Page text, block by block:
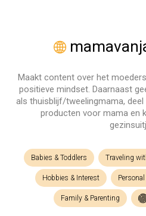
Maakt content over het
positieve mindset. Daarnaast
als thuisblijf/tweelingmama,
producten voor mama en
Babies & Toddlers Traveling
Hobbies & Interest
Family & Parenting